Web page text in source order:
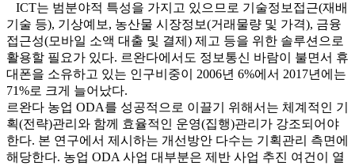
ICT는 범분야적 특성을 가지고 있으므로 기술정보접근(재배
기술 등), 기상예보, 농산물 시장정보(거래물량 및 가격), 금융
접근성(모바일 소액 대출 및 결제) 제고 등을 위한 솔루션으로
활용할 필요가 있다. 르완다에서도 정보통신 바람이 불면서 휴
대폰을 소유하고 있는 인구비중이 2006년 6%에서 2017년에는
71%로 크게 늘어났다.
르완다 농업 ODA를 성공적으로 이끌기 위해서는 체계적인 기
획(전략)관리와 함께 효율적인 운영(집행)관리가 강조되어야
한다. 본 연구에서 제시하는 개선방안 다수는 기획관리 측면에
해당한다. 농업 ODA 사업 대부분은 제반 사업 추진 여건이 열